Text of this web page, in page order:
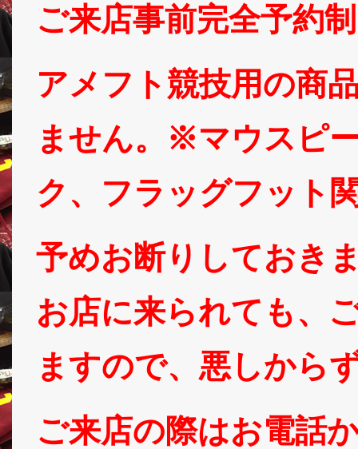
ご来店事前完全予約
アメフト競技用の商
ません。※マウスピ
ク、フラッグフット
予めお断りしておき
お店に来られても、
ますので、悪しから
ご来店の際はお電話